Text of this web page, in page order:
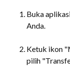
Buka
Anda.
Ketuk ikon
pilih